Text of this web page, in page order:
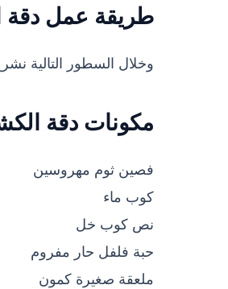
طريقة عمل دقة
وخلال السطور التالية
مكونات دقة
فصين ثوم مهروسين
كوب ماء
نص كوب خل
حبة فلفل حار مفروم
ملعقة صغيرة كمون